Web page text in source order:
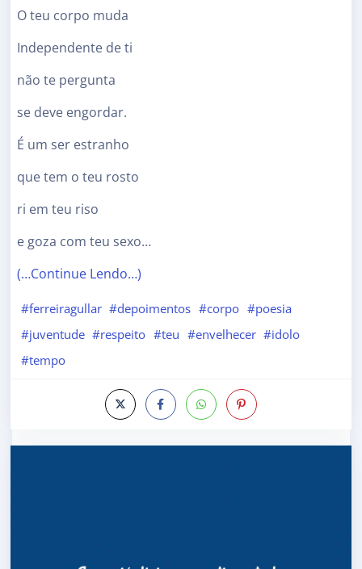
O teu corpo muda
Independente de ti
não te pergunta
se deve engordar.
É um ser estranho
que tem o teu rosto
ri em teu riso
e goza com teu sexo…
(…Continue Lendo…)
#ferreiragullar #depoimentos #corpo #poesia
#juventude #respeito #teu #envelhecer #idolo
#tempo